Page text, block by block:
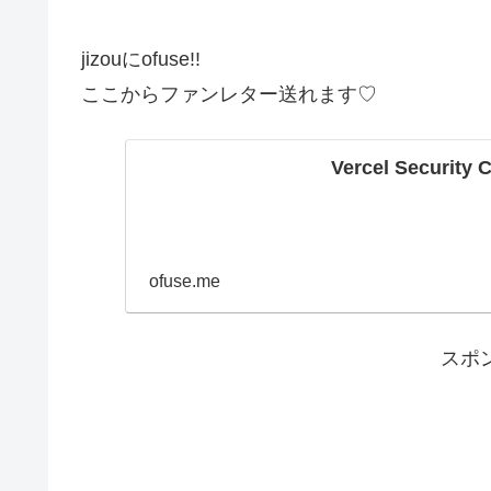
jizouにofuse!!
ここからファンレター送れます♡
Vercel Security
ofuse.me
スポ